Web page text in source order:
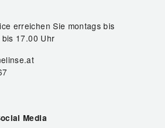
erreichen Sie montags bis
17.00 Uhr
Media